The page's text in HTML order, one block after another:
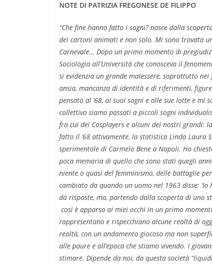
NOTE DI PATRIZIA FREGONESE DE FILIPPO
“Che fine hanno fatto i sogni? nasce dalla
dei cartoni animati e non solo. Mi sono trovata
Carnevale… Dopo un primo momento di
Sociologia all’Università che conosceva il
si evidenzia un grande malessere, soprattutto
ansia, mancanza di identità e di riferimenti,
pensato al ’68, ai suoi sogni e alle sue lotte e mi
collettivo siamo passati a piccoli sogni
fra cui dei Cosplayers e alcuni dei nostri grandi:
fatto il ’68 attivamente, la statistica Linda Laura
sperimentale di Carmelo Bene a Napoli. Ho
poca memoria di quello che sono stati quegli
niente o quasi del femminismo, delle battaglie
cambiato da quando un uomo nel 1963 disse: ‘Io
dà risposte, ma, partendo dalla scoperta di uno
così è apparso ai miei occhi in un primo
rappresentano e rispecchiano alcune realtà di
realtà, con un andamento giocoso ma non
alle paure e all’epoca che stiamo vivendo. I
stimare. Dipende da noi, da questa società